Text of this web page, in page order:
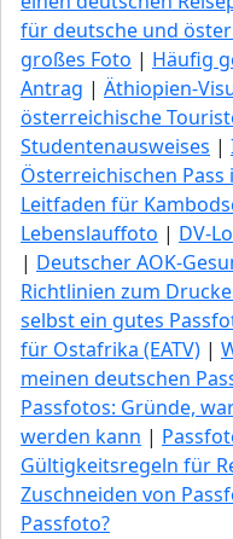
für deutsche und
großes Foto | Häufig
Antrag | Äthiopien-
österreichische
Studentenausweises |
Österreichischen
Leitfaden für
Lebenslauffoto | DV-
| Deutscher AOK-
Richtlinien zum
selbst ein gutes
für Ostafrika (EATV) |
meinen deutschen
Passfotos: Gründe,
werden kann |
Gültigkeitsregeln für
Zuschneiden von
Passfoto?